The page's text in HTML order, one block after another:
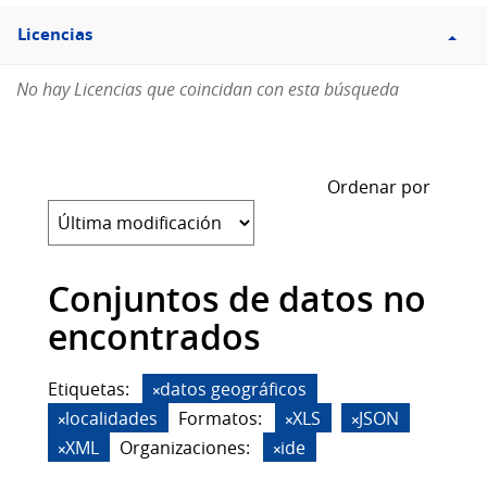
Filtro
Licencias
Licencias
No hay Licencias que coincidan con esta búsqueda
Ordenar por
Conjuntos de datos no
encontrados
Etiquetas:
datos geográficos
localidades
Formatos: XLS
JSON
XML
Organizaciones: ide